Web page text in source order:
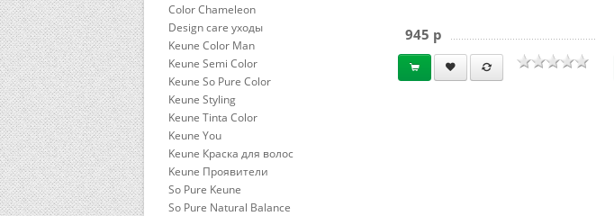
Color Chameleon
Design care уходы
Keune Color Man
Keune Semi Color
Keune So Pure Color
Keune Styling
Keune Tinta Color
Keune You
Keune Краска для волос
Keune Проявители
So Pure Keune
So Pure Natural Balance
945 p